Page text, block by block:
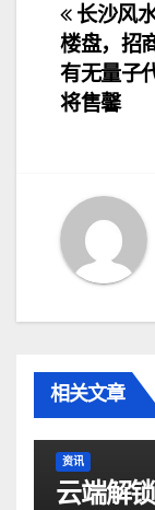
文
章
导
长沙风
楼盘，招
有无量子
将售馨
相关文章
资讯
云端解